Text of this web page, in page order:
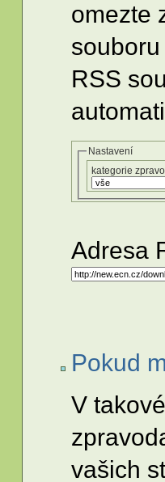
omezte
RSS
Nastavení
kategorie
Adresa
Pokud
V
vašich